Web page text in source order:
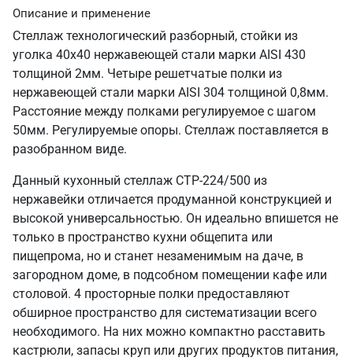
Описание и применение
Стеллаж технологический разборный, стойки из
уголка 40х40 нержавеющей стали марки AISI 430
толщиной 2мм. Четыре решетчатые полки из
нержавеющей стали марки AISI 304 толщиной 0,8мм.
Расстояние между полками регулируемое с шагом
50мм. Регулируемые опоры. Стеллаж поставляется в
разобранном виде.
Данный кухонный стеллаж СТР-224/500 из
нержавейки отличается продуманной конструкцией и
высокой универсальностью. Он идеально впишется не
только в пространство кухни общепита или
пищепрома, но и станет незаменимым на даче, в
загородном доме, в подсобном помещении кафе или
столовой. 4 просторные полки предоставляют
обширное пространство для систематизации всего
необходимого. На них можно компактно расставить
кастрюли, запасы круп или других продуктов питания,